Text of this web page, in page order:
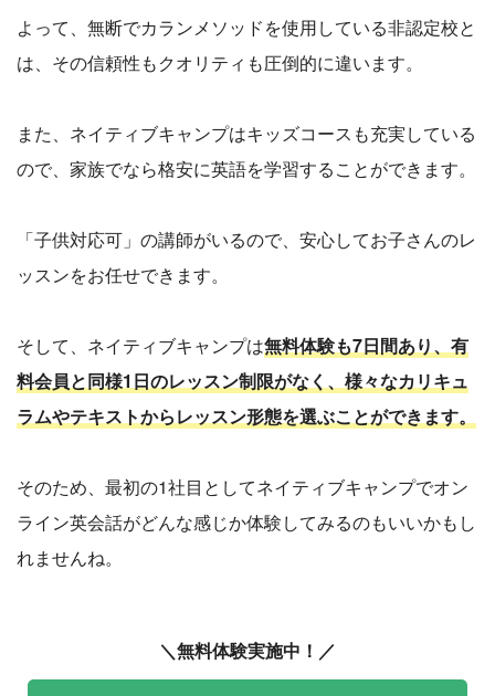
よって、無断でカランメソッドを使用している非認定校と
は、その信頼性もクオリティも圧倒的に違います。
また、ネイティブキャンプはキッズコースも充実している
ので、家族でなら格安に英語を学習することができます。
「子供対応可」の講師がいるので、安心してお子さんのレ
ッスンをお任せできます。
そして、ネイティブキャンプは無料体験も7日間あり、有
料会員と同様1日のレッスン制限がなく、様々なカリキュ
ラムやテキストからレッスン形態を選ぶことができます。
そのため、最初の1社目としてネイティブキャンプでオン
ライン英会話がどんな感じか体験してみるのもいいかもし
れませんね。
＼無料体験実施中！／